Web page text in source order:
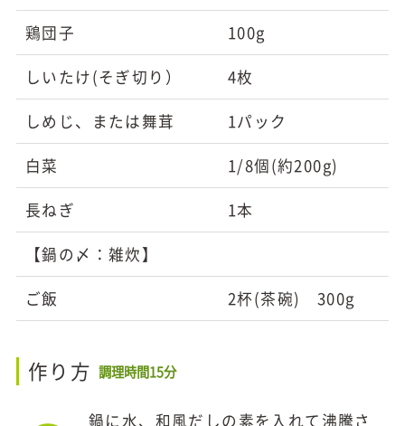
鶏団子 100g
しいたけ(そぎ切り） 4枚
しめじ、または舞茸 1パック
白菜 1/8個(約200g)
長ねぎ 1本
【鍋の〆：雑炊】
ご飯 2杯(茶碗) 300g
作り方 調理時間15分
鍋に水、和風だしの素を入れて沸騰さ